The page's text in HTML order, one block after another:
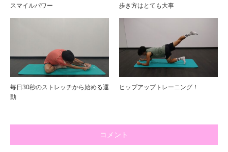
スマイルパワー 歩き方はとても大事
毎日30秒のストレッチから始める運
動
ヒップアップトレーニング！
コメント